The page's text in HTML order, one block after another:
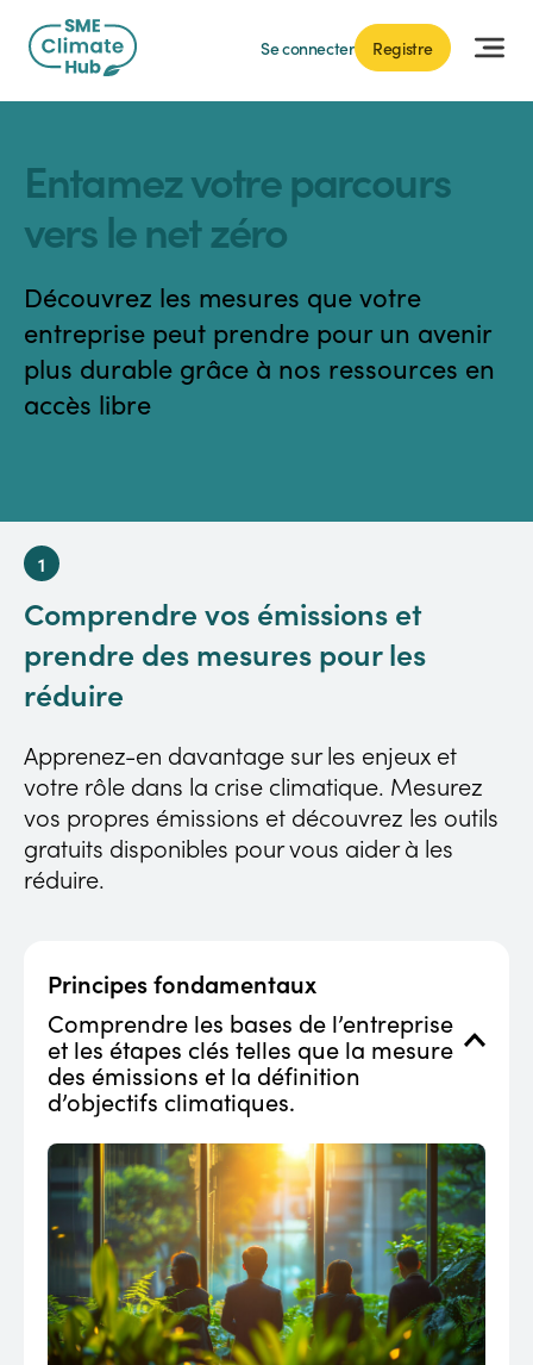
Se connecter Registre
Entamez votre parcours
vers le net zéro
Découvrez les mesures que votre
entreprise peut prendre pour un avenir
plus durable grâce à nos ressources en
accès libre
Comprendre vos émissions et
prendre des mesures pour les
réduire
Apprenez-en davantage sur les enjeux et
votre rôle dans la crise climatique. Mesurez
vos propres émissions et découvrez les outils
gratuits disponibles pour vous aider à les
réduire.
Principes fondamentaux
Comprendre les bases de l’entreprise
et les étapes clés telles que la mesure
des émissions et la définition
d’objectifs climatiques.